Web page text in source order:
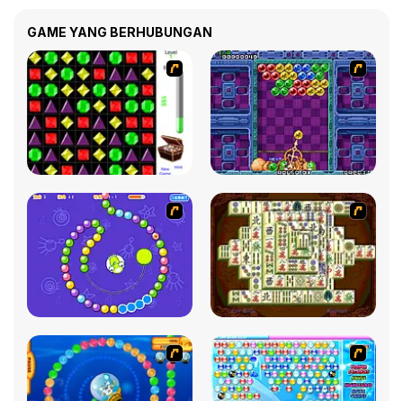
GAME YANG BERHUBUNGAN